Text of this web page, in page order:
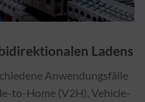
Ladens
Anwendungsfälle
to-Home (V2H), Vehicle-